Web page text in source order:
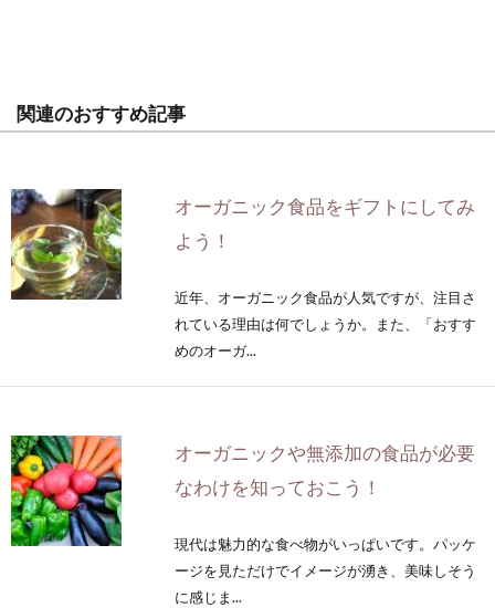
関連のおすすめ記事
オーガニック食品をギフトにしてみ
よう！
近年、オーガニック食品が人気ですが、注目さ
れている理由は何でしょうか。また、「おすす
めのオーガ...
オーガニックや無添加の食品が必要
なわけを知っておこう！
現代は魅力的な食べ物がいっぱいです。パッケ
ージを見ただけでイメージが湧き、美味しそう
に感じま...